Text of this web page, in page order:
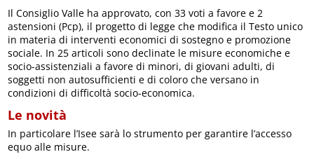
Il Consiglio Valle ha approvato, con 33 voti a favore e 2
astensioni (Pcp), il progetto di legge che modifica il Testo unico
in materia di interventi economici di sostegno e promozione
sociale. In 25 articoli sono declinate le misure economiche e
socio-assistenziali a favore di minori, di giovani adulti, di
soggetti non autosufficienti e di coloro che versano in
condizioni di difficoltà socio-economica.
Le novità
In particolare l’Isee sarà lo strumento per garantire l’accesso
equo alle misure.